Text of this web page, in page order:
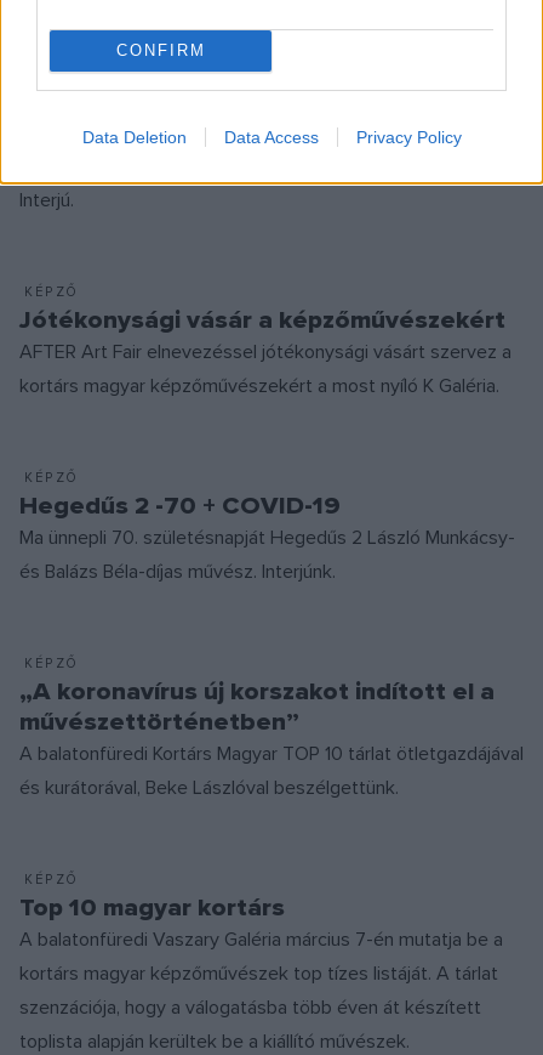
CONFIRM
Data Deletion Data Access Privacy Policy
– 30 éves a Várfok Galéria
Új sorozatunkban olyan galériákat mutatunk be, amelyekbe
bármikor szívesen ellátogatunk. A Várfok Galéria az első
magánalapítású galéria: 1990 óta ugyan sokat változott a
Interjú.
KÉPZŐ
Jótékonysági vásár a képzőművészekért
AFTER Art Fair elnevezéssel jótékonysági vásárt szervez a
kortárs magyar képzőművészekért a most nyíló K Galéria.
KÉPZŐ
Hegedűs 2 -70 + COVID-19
Ma ünnepli 70. születésnapját Hegedűs 2 László Munkácsy-
és Balázs Béla-díjas művész. Interjúnk.
KÉPZŐ
„A koronavírus új korszakot indított el a
művészettörténetben”
A balatonfüredi Kortárs Magyar TOP 10 tárlat ötletgazdájával
és kurátorával, Beke Lászlóval beszélgettünk.
KÉPZŐ
Top 10 magyar kortárs
A balatonfüredi Vaszary Galéria március 7-én mutatja be a
kortárs magyar képzőművészek top tízes listáját. A tárlat
szenzációja, hogy a válogatásba több éven át készített
toplista alapján kerültek be a kiállító művészek.